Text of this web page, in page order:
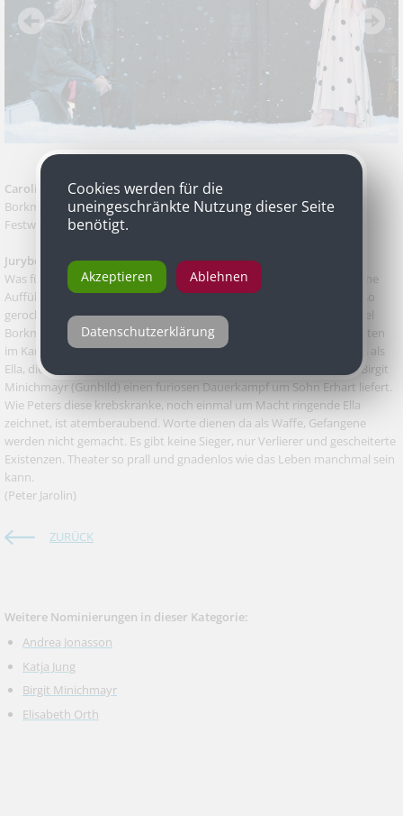
Caroline Petersals Ella Rentheim in Henrik Ibsens „John Gabriel
Borkman“, Akademietheater in Koproduktion mit den Wiener
Festwochen und dem Theater Basel
Jurybegründung
Was für eine Produktion, was für ein vollendetes Ensemble. Kaum eine
Aufführung hat – salopp formuliert – die Wiener Theaterlandschaft so
gerockt, wie Simon Stones geniale Ibsen-Überschreibung John Gabriel
Borkman. Ein Theaterereignis unter Starkstrom, bei dem alle Beteiligten
im Kampf mit- und gegeneinander brillieren. So auch Caroline Peters als
Ella, die sich mit der ebenfalls als beste Schauspielerin nominierten Birgit
Minichmayr (Gunhild) einen furiosen Dauerkampf um Sohn Erhart liefert.
Wie Peters diese krebskranke, noch einmal um Macht ringende Ella
zeichnet, ist atemberaubend. Worte dienen da als Waffe, Gefangene
werden nicht gemacht. Es gibt keine Sieger, nur Verlierer und gescheiterte
Existenzen. Theater so prall und gnadenlos wie das Leben manchmal sein
kann.
(Peter Jarolin)
ZURÜCK
Weitere Nominierungen in dieser Kategorie:
Andrea Jonasson
Katja Jung
Birgit Minichmayr
Elisabeth Orth
Cookies werden für die
uneingeschränkte Nutzung dieser Seite
benötigt.
Akzeptieren Ablehnen
Datenschutzerklärung